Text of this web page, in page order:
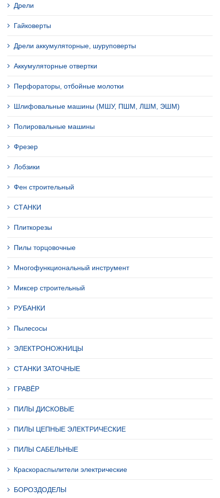
Дрели
Гайковерты
Дрели аккумуляторные, шуруповерты
Аккумуляторные отвертки
Перфораторы, отбойные молотки
Шлифовальные машины (МШУ, ПШМ, ЛШМ, ЭШМ)
Полировальные машины
Фрезер
Лобзики
Фен строительный
СТАНКИ
Плиткорезы
Пилы торцовочные
Многофункциональный инструмент
Миксер строительный
РУБАНКИ
Пылесосы
ЭЛЕКТРОНОЖНИЦЫ
СТАНКИ ЗАТОЧНЫЕ
ГРАВЁР
ПИЛЫ ДИСКОВЫЕ
ПИЛЫ ЦЕПНЫЕ ЭЛЕКТРИЧЕСКИЕ
ПИЛЫ САБЕЛЬНЫЕ
Краскораспылители электрические
БОРОЗДОДЕЛЫ